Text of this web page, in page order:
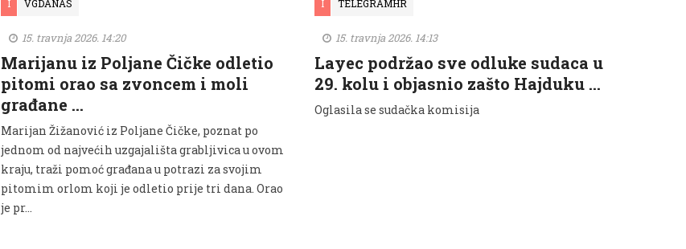
I VGDANAS
15. travnja 2026. 14:20
Marijanu iz Poljane Čičke odletio
pitomi orao sa zvoncem i moli
građane …
Marijan Žižanović iz Poljane Čičke, poznat po
jednom od najvećih uzgajališta grabljivica u ovom
kraju, traži pomoć građana u potrazi za svojim
pitomim orlom koji je odletio prije tri dana. Orao
je pr...
I TELEGRAMHR
15. travnja 2026. 14:13
Layec podržao sve odluke sudaca u
29. kolu i objasnio zašto Hajduku …
Oglasila se sudačka komisija